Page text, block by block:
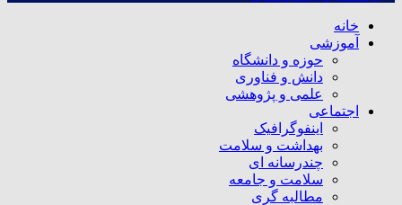
خانه
آموزشی
حوزه و دانشگاه
دانش و فناوری
علمی و پژوهشی
اجتماعی
اینفوگرافیک
بهداشت و سلامت
چندرسانه ای
سلامت و جامعه
مطالبه گری